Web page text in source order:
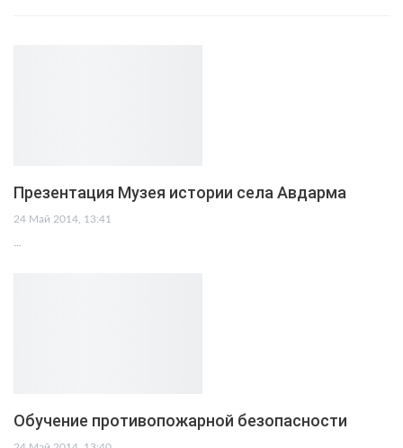
Презентация Музея истории села Авдарма
24 Май 2014, 13:41
…
Обучение противопожарной безопасности